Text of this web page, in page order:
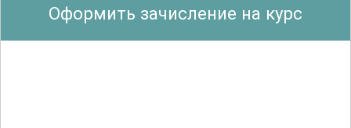
авиаперевозки. Участники
познакомятся с основами авиационной
Оформить зачисление на курс